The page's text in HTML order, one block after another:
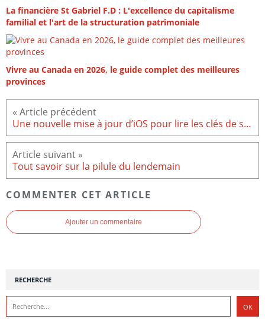
La financière St Gabriel F.D : L'excellence du capitalisme
familial et l'art de la structuration patrimoniale
Vivre au Canada en 2026, le guide complet des meilleures
provinces
Une nouvelle mise à jour d’iOS pour lire les clés de sécurité physique
Tout savoir sur la pilule du lendemain
COMMENTER CET ARTICLE
Ajouter un commentaire
RECHERCHE